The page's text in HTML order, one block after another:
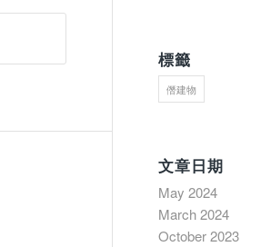
標籤
僭建物
文章日期
May 2024
March 2024
October 2023